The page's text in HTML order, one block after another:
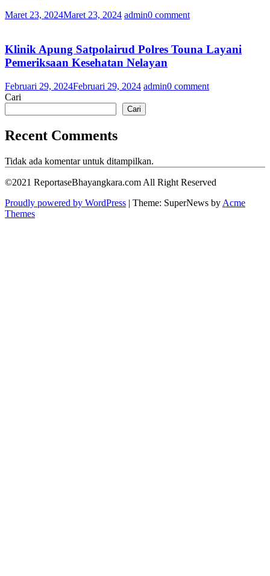
Maret 23, 2024Maret 23, 2024 admin0 comment
Klinik Apung Satpolairud Polres Touna Layani
Pemeriksaan Kesehatan Nelayan
Februari 29, 2024Februari 29, 2024 admin0 comment
Cari
Cari
Recent Comments
Tidak ada komentar untuk ditampilkan.
©2021 ReportaseBhayangkara.com All Right Reserved
Proudly powered by WordPress | Theme: SuperNews by Acme
Themes